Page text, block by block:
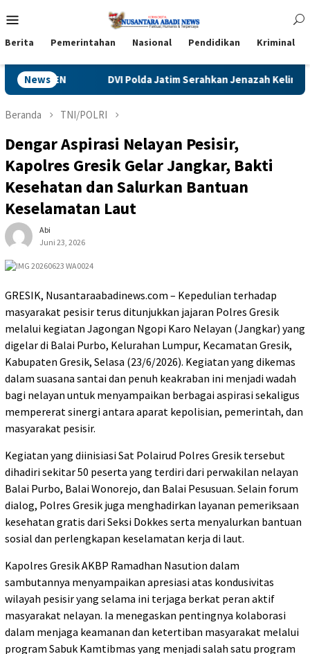
ke
Mobile
Berita Pemerintahan Nasional Pendidikan Kriminal
News DVI Polda Jatim Serahkan Jenazah Kelima Korban
Beranda TNI/POLRI
Dengar Aspirasi Nelayan Pesisir,
Kapolres Gresik Gelar Jangkar, Bakti
Kesehatan dan Salurkan Bantuan
Keselamatan Laut
Abi
Juni 23, 2026
GRESIK, Nusantaraabadinews.com – Kepedulian terhadap
masyarakat pesisir terus ditunjukkan jajaran Polres Gresik
melalui kegiatan Jagongan Ngopi Karo Nelayan (Jangkar) yang
digelar di Balai Purbo, Kelurahan Lumpur, Kecamatan Gresik,
Kabupaten Gresik, Selasa (23/6/2026). Kegiatan yang dikemas
dalam suasana santai dan penuh keakraban ini menjadi wadah
bagi nelayan untuk menyampaikan berbagai aspirasi sekaligus
mempererat sinergi antara aparat kepolisian, pemerintah, dan
masyarakat pesisir.
Kegiatan yang diinisiasi Sat Polairud Polres Gresik tersebut
dihadiri sekitar 50 peserta yang terdiri dari perwakilan nelayan
Balai Purbo, Balai Wonorejo, dan Balai Pesusuan. Selain forum
dialog, Polres Gresik juga menghadirkan layanan pemeriksaan
kesehatan gratis dari Seksi Dokkes serta menyalurkan bantuan
sosial dan perlengkapan keselamatan kerja di laut.
Kapolres Gresik AKBP Ramadhan Nasution dalam
sambutannya menyampaikan apresiasi atas kondusivitas
wilayah pesisir yang selama ini terjaga berkat peran aktif
masyarakat nelayan. Ia menegaskan pentingnya kolaborasi
dalam menjaga keamanan dan ketertiban masyarakat melalui
program Sabuk Kamtibmas yang menjadi salah satu program